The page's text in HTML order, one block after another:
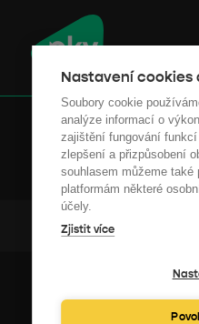
Nastavení cookies
Soubory cookie
analýze informací o
zajištění fungování
zlepšení a přizpůsobení
souhlasem můžeme také
platformám některé
účely.
Zjistit více